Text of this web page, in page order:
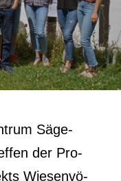
Säge­
der Pro­
Wie­sen­vö­